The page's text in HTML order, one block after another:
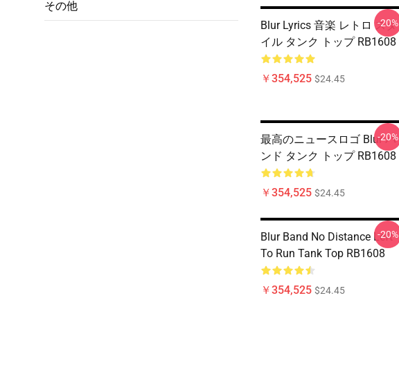
その他
Blur Lyrics 音楽 レトロ スタ
イル タンク トップ RB1608
￥354,525 $24.45
-20%
最高のニュースロゴ Blur バ
ンド タンク トップ RB1608
￥354,525 $24.45
-20%
Blur Band No Distance Left
To Run Tank Top RB1608
￥354,525 $24.45
-20%